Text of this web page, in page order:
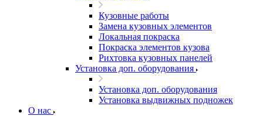
Кузовные работы
Замена кузовных элементов
Локальная покраска
Покраска элементов кузова
Рихтовка кузовных панелей
Установка доп. оборудования
Установка доп. оборудования
Установка выдвижных подножек
О нас